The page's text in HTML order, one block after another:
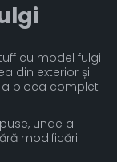
cu model fulgi
din exterior și
a bloca complet
unde ai
modificări